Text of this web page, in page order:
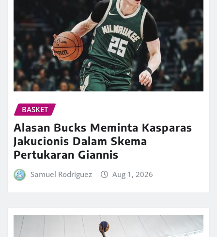
BASKET
Alasan Bucks Meminta Kasparas
Jakucionis Dalam Skema
Pertukaran Giannis
Samuel Rodriguez Aug 1, 2026